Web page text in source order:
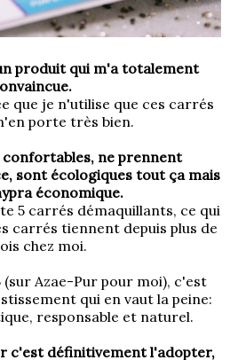
produit qui m'a totalement
que je n'utilise que ces carrés
porte très bien.
ne prennent
sont écologiques tout ça mais
économique.
5 carrés démaquillants, ce qui
carrés tiennent depuis plus de
chez moi.
(sur Azae-Pur pour moi), c'est
qui en vaut la peine:
responsable et naturel.
c'est définitivement l'adopter,